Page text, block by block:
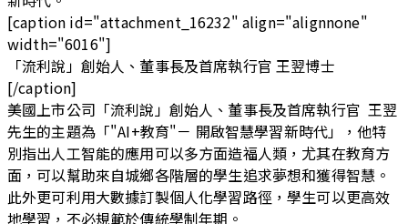
[caption id="attachment_16232" align="alignnone"
width="6016"]
「流利說」創始人、董事長及首席執行官 王翌博士
[/caption]
美國上市公司「流利說」創始人、董事長及首席執行官 王翌
先生的主題為「"AI+教育"－ 開啟智慧學習新時代」，他特
別指出人工智能的應用可以多方面造福人類，尤其在教育方
面，可以幫助來自城鄉各階層的學生追求夢想和獲得智慧。
此外更可利用大數據訂製個人化學習路徑，學生可以更高效
地學習，不必規範於傳統學制年期。